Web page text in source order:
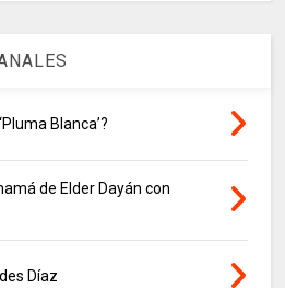
Blanca’?
de Elder Dayán con
Díaz